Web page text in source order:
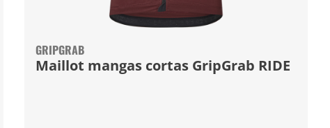
GRIPGRAB
Maillot mangas cortas GripGrab RIDE